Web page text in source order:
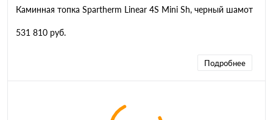
Каминная топка Spartherm Linear 4S Mini Sh, черный шамот
531 810 руб.
Подробнее